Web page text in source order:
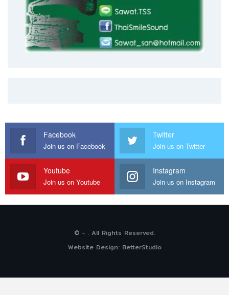
Facebook
Join us on Facebook
Twitter
Join us on Twitter
Youtube
Join us on Youtube
Instagram
Join us on Instagram
© - . All Rights Reserved.
Website Design: BetterStudio